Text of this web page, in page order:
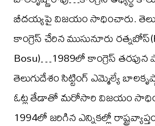
బీదయ్యపై విజయం సాధించారు.
కాంగ్రెస్ చేరిన ముసునూరు
Bosu)…1989లో కాంగ్రెస్
తెలుగుదేశం సిట్టింగ్ ఎమ్మెల్యే
ఓట్ల తేడాతో మరోసారి విజయం
1994లో జరిగిన ఎన్నికల్లో